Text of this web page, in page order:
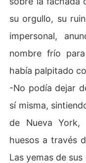
¿Podrá un amor
o de un corazón en
su orgullo, su
impersonal,
nombre frío
había palpitado
-No podía dejar
sí misma,
de Nueva
huesos a través
Las yemas de